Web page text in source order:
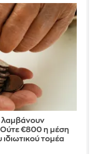
λαμβάνουν
€800 η μέση
τομέα